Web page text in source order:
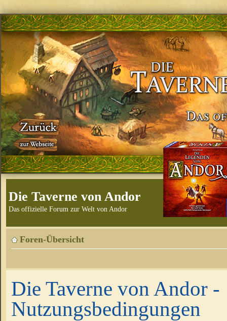
Die Taverne von Andor
Das offizielle Forum zur Welt von Andor
Foren-Übersicht
Die Taverne von Andor -
Nutzungsbedingungen